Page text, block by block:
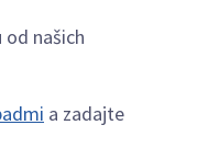
od našich
a zadajte